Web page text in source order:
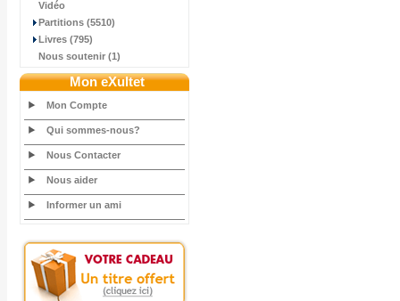
Vidéo
Partitions (5510)
Livres (795)
Nous soutenir (1)
Mon eXultet
Mon Compte
Qui sommes-nous?
Nous Contacter
Nous aider
Informer un ami